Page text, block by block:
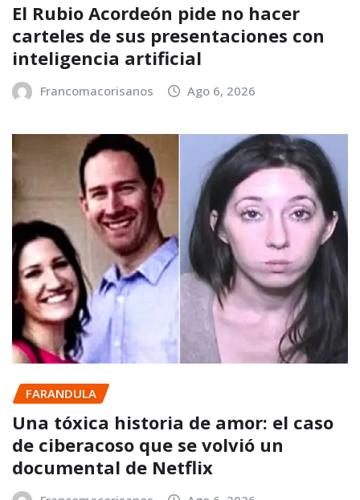
El Rubio Acordeón pide no hacer
carteles de sus presentaciones con
inteligencia artificial
Francomacorisanos Ago 6, 2026
FARANDULA
Una tóxica historia de amor: el caso
de ciberacoso que se volvió un
documental de Netflix